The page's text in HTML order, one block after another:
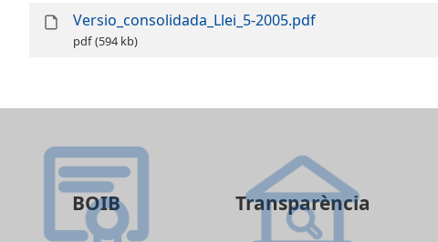
Versio_consolidada_Llei_5-2005.pdf
pdf (594 kb)
BOIB Transparència